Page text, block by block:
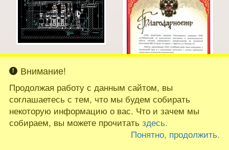
Внимание!
Продолжая работу с данным сайтом, вы
соглашаетесь с тем, что мы будем собирать
некоторую информацию о вас. Что и зачем мы
собираем, вы можете прочитать здесь.
Понятно, продолжить.